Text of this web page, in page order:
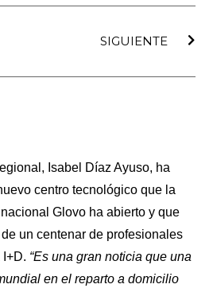
SIGUIENTE
Isabel Díaz Ayuso, ha
centro tecnológico que la
Glovo ha abierto y que
un centenar de profesionales
“Es una gran noticia que una
en el reparto a domicilio